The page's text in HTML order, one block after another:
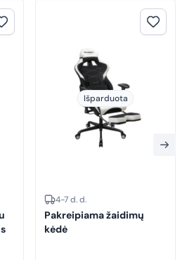
Išparduota
4-7 d. d.
Pakreipiama žaidimų
kėdė